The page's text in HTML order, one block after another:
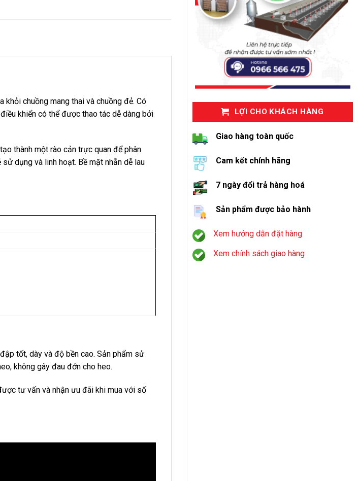
LỢI CHO KHÁCH HÀNG
Giao hàng toàn quốc
Cam kết chính hãng
7 ngày đổi trả hàng hoá
Sản phẩm được bảo hành
Xem hướng dẫn đặt hàng
Xem chính sách giao hàng
chuồng mang thai và chuồng đẻ. Có
khiển có thể được thao tác dễ dàng bởi
thành một rào cản trực quan để phân
dụng và linh hoạt. Bề mặt nhẵn dễ lau
tốt, dày và độ bền cao. Sản phẩm sử
không gây đau đớn cho heo.
tư vấn và nhận ưu đãi khi mua với số